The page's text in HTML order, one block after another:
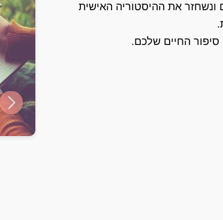
ונשחזר את ההיסטוריה האישית
סיפור החיים שלכם.